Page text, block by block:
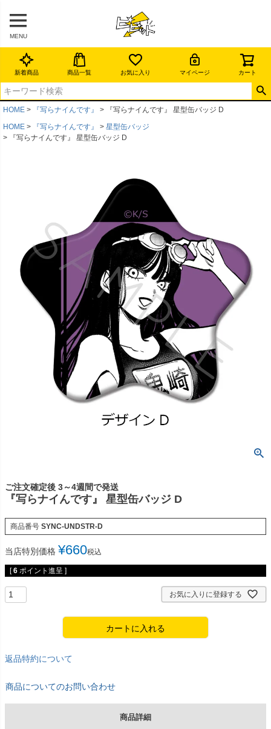
MENU
新着商品 商品一覧 お気に入り マイページ カート
HOME 『写らナイんです』
『写らナイんです』 星型缶バッジ D
HOME
『写らナイんです』
星型缶バッジ
『写らナイんです』 星型缶バッジ D
ご注文確定後 3～4週間で発送
『写らナイんです』 星型缶バッジ D
商品番号 SYNC-UNDSTR-D
当店特別価格 ¥660税込
[ 6 ポイント進呈 ]
お気に入りに登録する
カートに入れる
返品特約について
商品についてのお問い合わせ
商品詳細